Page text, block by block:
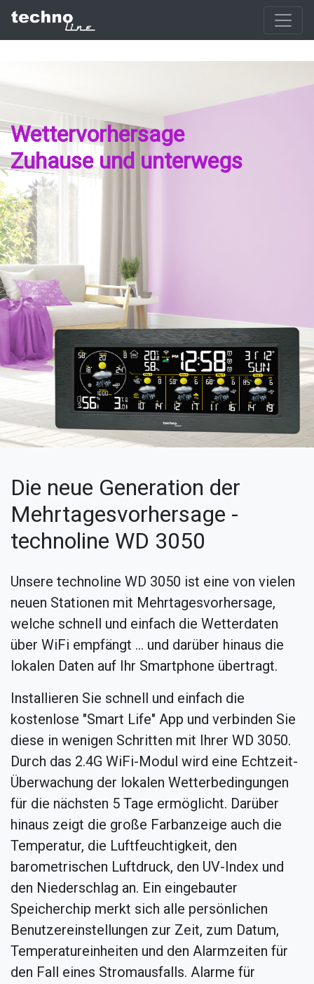
Wettervorhersage
Zuhause und unterwegs
Die neue Generation der
Mehrtagesvorhersage -
technoline WD 3050
Unsere technoline WD 3050 ist eine von vielen
neuen Stationen mit Mehrtagesvorhersage,
welche schnell und einfach die Wetterdaten
über WiFi empfängt ... und darüber hinaus die
lokalen Daten auf Ihr Smartphone übertragt.
Installieren Sie schnell und einfach die
kostenlose "Smart Life" App und verbinden Sie
diese in wenigen Schritten mit Ihrer WD 3050.
Durch das 2.4G WiFi-Modul wird eine Echtzeit-
Überwachung der lokalen Wetterbedingungen
für die nächsten 5 Tage ermöglicht. Darüber
hinaus zeigt die große Farbanzeige auch die
Temperatur, die Luftfeuchtigkeit, den
barometrischen Luftdruck, den UV-Index und
den Niederschlag an. Ein eingebauter
Speicherchip merkt sich alle persönlichen
Benutzereinstellungen zur Zeit, zum Datum,
Temperatureinheiten und den Alarmzeiten für
den Fall eines Stromausfalls. Alarme für